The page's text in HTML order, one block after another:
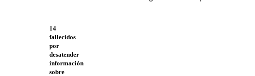
14
fallecidos
por
desatender
información
sobre